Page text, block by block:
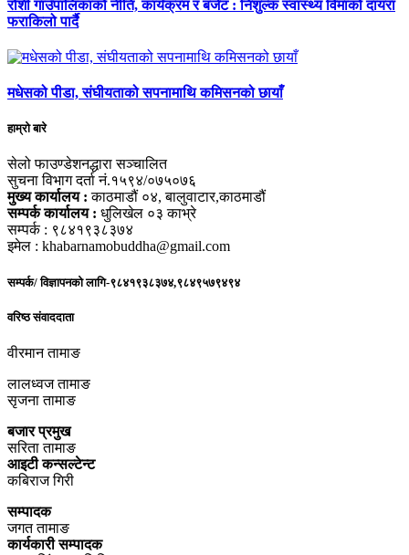
रोशी गाउँपालिकाको नीति, कार्यक्रम र बजेट : निशुल्क स्वास्थ्य विमाको दायरा
फराकिलो पार्दै
मधेसको पीडा, संघीयताको सपनामाथि कमिसनको छायाँ
हाम्रो बारे
सेलो फाउण्डेशनद्धारा सञ्चालित
सुचना विभाग दर्ता नं.१५९४/०७५०७६
मुख्य कार्यालय : काठमाडौं ०४, बालुवाटार,काठमाडौं
सम्पर्क कार्यालय : धुलिखेल ०३ काभ्रे
सम्पर्क : ९८४१९३८३७४
इमेल : khabarnamobuddha@gmail.com
सम्पर्क/ विज्ञापनको लागि-९८४१९३८३७४,९८४९५७९४९४
वरिष्ठ संवाददाता
वीरमान तामाङ
लालध्वज तामाङ
सृजना तामाङ
बजार प्रमुख
सरिता तामाङ
आइटी कन्सल्टेन्ट
कबिराज गिरी
सम्पादक
जगत तामाङ
कार्यकारी सम्पादक